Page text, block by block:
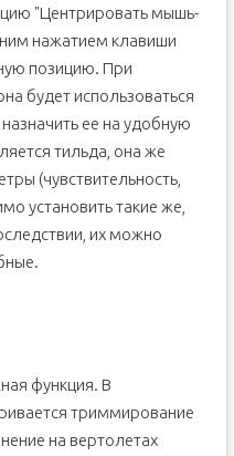
"Центрировать мышь-
нажатием клавиши
позицию. При
будет использоваться
ее на удобную
тильда, она же
(чувствительность,
установить такие же,
их можно
функция. В
триммирование
на вертолетах